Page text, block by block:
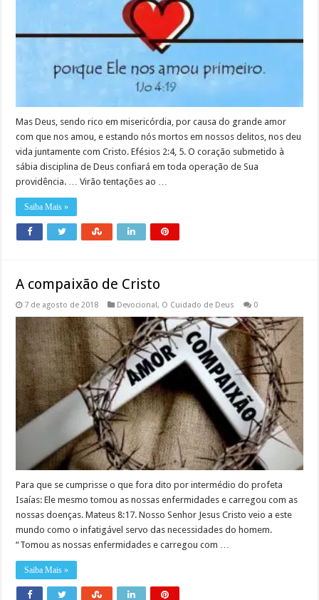
Mas Deus, sendo rico em misericórdia, por causa do grande amor
com que nos amou, e estando nós mortos em nossos delitos, nos deu
vida juntamente com Cristo. Efésios 2:4, 5. O coração submetido à
sábia disciplina de Deus confiará em toda operação de Sua
providência. … Virão tentações ao …
Saiba Mais »
A compaixão de Cristo
7 de agosto de 2018 Devocional, O Cuidado de Deus 0
Para que se cumprisse o que fora dito por intermédio do profeta
Isaías: Ele mesmo tomou as nossas enfermidades e carregou com as
nossas doenças. Mateus 8:17. Nosso Senhor Jesus Cristo veio a este
mundo como o infatigável servo das necessidades do homem.
“Tomou as nossas enfermidades e carregou com …
Saiba Mais »